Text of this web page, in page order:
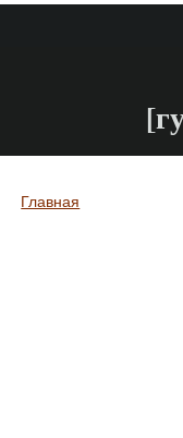
Вы здесь
Главная